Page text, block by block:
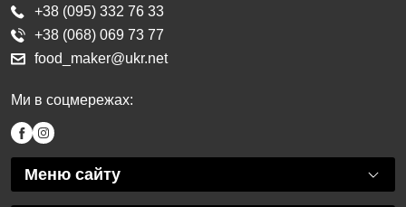
Меню сайту
+38 (095) 332 76 33
+38 (068) 069 73 77
food_maker@ukr.net
Ми в соцмережах: